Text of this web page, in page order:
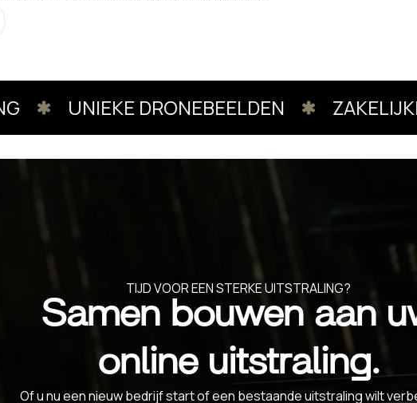
UNIEKE DRONEBEELDEN ZAKELIJKE
TIJD VOOR EEN STERKE UITSTRALING?
Samen bouwen aan
online uitstraling.
Of u nu een nieuw bedrijf start of een bestaande uitstraling wilt